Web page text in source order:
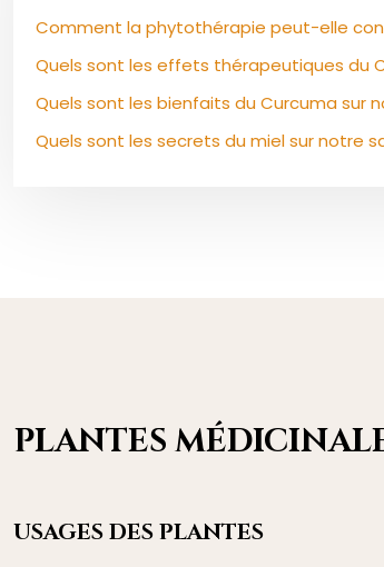
Comment la phytothérapie peut-elle
Quels sont les effets thérapeutiques du
Quels sont les bienfaits du Curcuma sur
Quels sont les secrets du miel sur notre
PLANTES
USAGES DES PLANTES